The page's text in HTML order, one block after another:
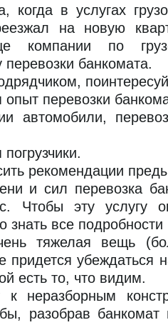
в услугах
на новую
компании по
перевозки банкомата.
перевозки
автомобили,
рекомендации
и сил перевозка
Чтобы эту услугу
знать все
тяжелая вещь
придется убеждаться
есть то, что видим.
к неразборным
разобрав банкомат